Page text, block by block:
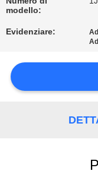
RICHIEDA
UNA
CITAZIONE
modello:
Evidenziare: